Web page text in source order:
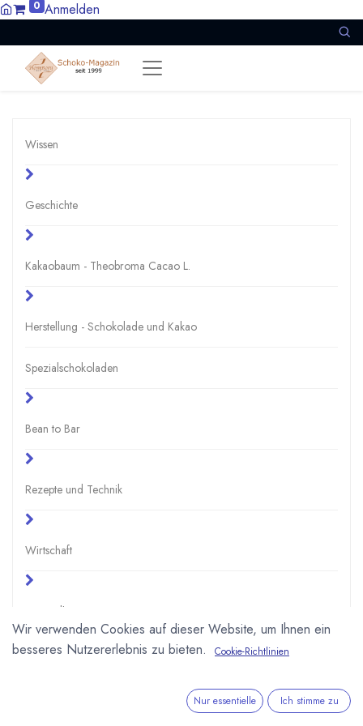
0 Anmelden
Wissen
Geschichte
Kakaobaum - Theobroma Cacao L.
Herstellung - Schokolade und Kakao
Spezialschokoladen
Bean to Bar
Rezepte und Technik
Wirtschaft
Gesundheit
Wir verwenden Cookies auf dieser Website, um Ihnen ein
besseres Nutzererlebnis zu bieten.
Cookie-Richtlinien
Nur essentielle Ich stimme zu